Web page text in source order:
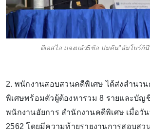
ดีเอสไอ เเจงเเล้ว5ข้อ ปมคืน"ลัมโบร์กิ
2. พนักงานสอบสวนคดีพิเศษ ได้ส่งสำนว
พิเศษพร้อมตัวผู้ต้องหารวม 8 รายและบัญ
พนักงานอัยการ สำนักงานคดีพิเศษ เมื่อวั
2562 โดยมีความท้ายรายงานการสอบสว